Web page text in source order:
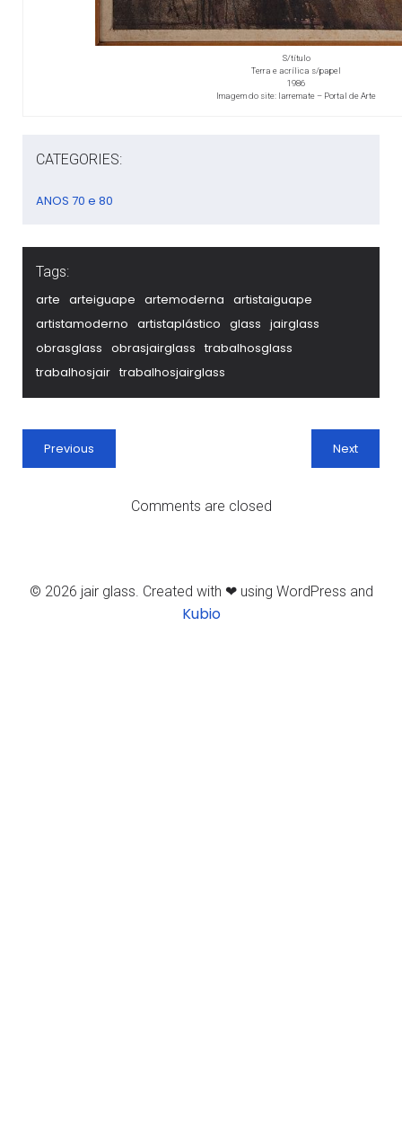
S/título
Terra e acrílica s/papel
1986
Imagem do site: Iarremate – Portal de Arte
CATEGORIES:
ANOS 70 e 80
Tags:
arte arteiguape artemoderna artistaiguape
artistamoderno artistaplástico glass jairglass
obrasglass obrasjairglass trabalhosglass
trabalhosjair trabalhosjairglass
Previous Next
Comments are closed
© 2026 jair glass. Created with ❤ using WordPress and
Kubio